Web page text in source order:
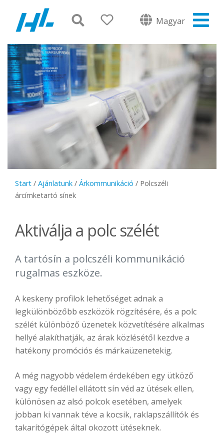
Magyar
Start / Ajánlatunk / Árkommunikáció / Polcszéli
árcímketartó sínek
Aktiválja a polc szélét
A tartósín a polcszéli kommunikáció
rugalmas eszköze.
A keskeny profilok lehetőséget adnak a
legkülönbözőbb eszközök rögzítésére, és a polc
szélét különböző üzenetek közvetítésére alkalmas
hellyé alakíthatják, az árak közlésétől kezdve a
hatékony promóciós és márkaüzenetekig.
A még nagyobb védelem érdekében egy ütköző
vagy egy fedéllel ellátott sín véd az ütések ellen,
különösen az alsó polcok esetében, amelyek
jobban ki vannak téve a kocsik, raklapszállítók és
takarítógépek által okozott ütéseknek.